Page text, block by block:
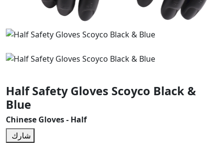
Half Safety Gloves Scoyco Black &
Blue
Chinese Gloves - Half
شارك